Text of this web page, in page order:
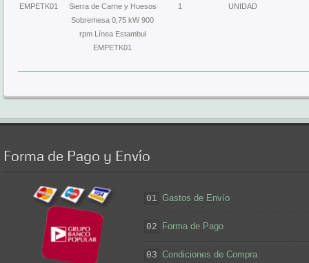
EMPETK01
Sierra de Carne y Huesos
Sobremesa 0,75 kW 900
rpm Línea Estambul
EMPETK01
1 UNIDAD
Forma de Pago y Envío
01 Gastos de Envío
02 Forma de Pago
03 Condiciones de Compra